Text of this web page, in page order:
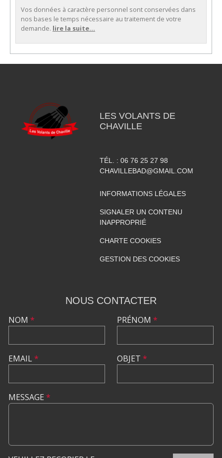
Vos données à caractère personnel sont conservées dans
nos bases le temps nécessaire au traitement de votre
demande. lire la suite...
LES VOLANTS DE
CHAVILLE
TÉL. : 06 76 25 27 98
CHAVILLEBAD@GMAIL.COM
INFORMATIONS LÉGALES
SIGNALER UN CONTENU
INAPPROPRIÉ
CHARTE COOKIES
GESTION DES COOKIES
NOUS CONTACTER
NOM *
EMAIL*
PRÉNOM *
OBJET *
MESSAGE *